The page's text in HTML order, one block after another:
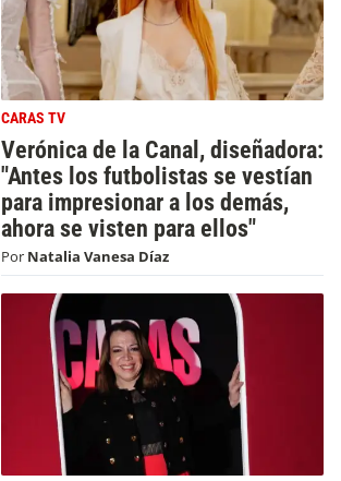
CARAS TV
Verónica de la Canal, diseñadora:
"Antes los futbolistas se vestían
para impresionar a los demás,
ahora se visten para ellos"
Por Natalia Vanesa Díaz